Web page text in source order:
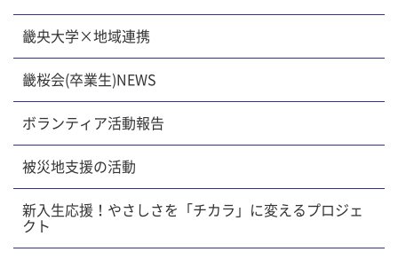
畿央大学×地域連携
畿桜会(卒業生)NEWS
ボランティア活動報告
被災地支援の活動
新入生応援！やさしさを「チカラ」に変えるプロジェ
クト